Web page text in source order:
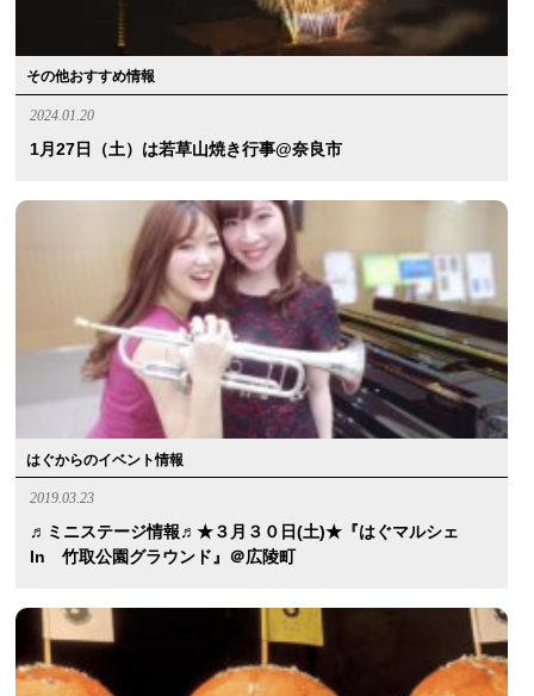
その他おすすめ情報
2024.01.20
1月27日（土）は若草山焼き行事@奈良市
はぐからのイベント情報
2019.03.23
♬ミニステージ情報♬★３月３０日(土)★『はぐマルシェ
In 竹取公園グラウンド』＠広陵町